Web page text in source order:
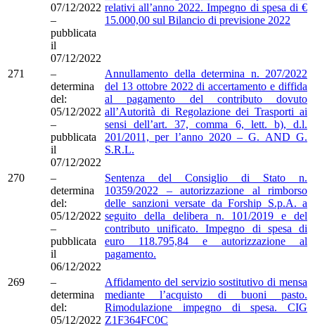
07/12/2022
–
pubblicata
il
07/12/2022
relativi all’anno 2022. Impegno di spesa di €
15.000,00 sul Bilancio di previsione 2022
271
–
determina
del:
05/12/2022
–
pubblicata
il
07/12/2022
Annullamento della determina n. 207/2022
del 13 ottobre 2022 di accertamento e diffida
al pagamento del contributo dovuto
all’Autorità di Regolazione dei Trasporti ai
sensi dell’art. 37, comma 6, lett. b), d.l.
201/2011, per l’anno 2020 – G. AND G.
S.R.L.
270
–
determina
del:
05/12/2022
–
pubblicata
il
06/12/2022
Sentenza del Consiglio di Stato n.
10359/2022 – autorizzazione al rimborso
delle sanzioni versate da Forship S.p.A. a
seguito della delibera n. 101/2019 e del
contributo unificato. Impegno di spesa di
euro 118.795,84 e autorizzazione al
pagamento.
269
–
determina
del:
05/12/2022
Affidamento del servizio sostitutivo di mensa
mediante l’acquisto di buoni pasto.
Rimodulazione impegno di spesa. CIG
Z1F364FC0C